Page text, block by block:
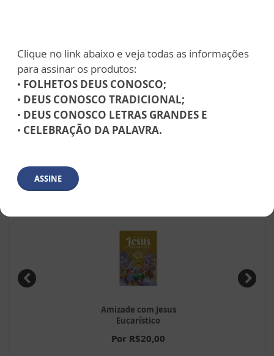
EDITORA SANTUÁRIO
Amizade com Jesus
Eucarístico
Por R$20,00
Clique no link abaixo e veja todas as informações
para assinar os produtos:
• FOLHETOS DEUS CONOSCO;
• DEUS CONOSCO TRADICIONAL;
• DEUS CONOSCO LETRAS GRANDES E
• CELEBRAÇÃO DA PALAVRA.
ASSINE